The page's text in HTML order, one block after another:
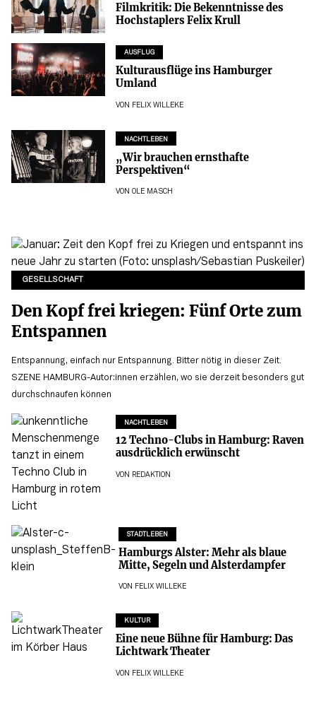
Filmkritik: Die Bekenntnisse des
Hochstaplers Felix Krull
AUSFLUG
Kulturausflüge ins Hamburger
Umland
VON FELIX WILLEKE
NACHTLEBEN
„Wir brauchen ernsthafte
Perspektiven“
VON OLE MASCH
GESELLSCHAFT
Den Kopf frei kriegen: Fünf Orte zum
Entspannen
Entspannung, einfach nur Entspannung. Bitter nötig in dieser Zeit.
SZENE HAMBURG-Autor:innen erzählen, wo sie derzeit besonders gut
durchschnaufen können
NACHTLEBEN
12 Techno-Clubs in Hamburg: Raven
ausdrücklich erwünscht
VON REDAKTION
STADTLEBEN
Hamburgs Alster: Mehr als blaue
Mitte, Segeln und Alsterdampfer
VON FELIX WILLEKE
KULTUR
Eine neue Bühne für Hamburg: Das
Lichtwark Theater
VON FELIX WILLEKE